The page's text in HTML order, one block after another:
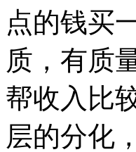
点的钱买
质，有质
帮收入比
层的分化